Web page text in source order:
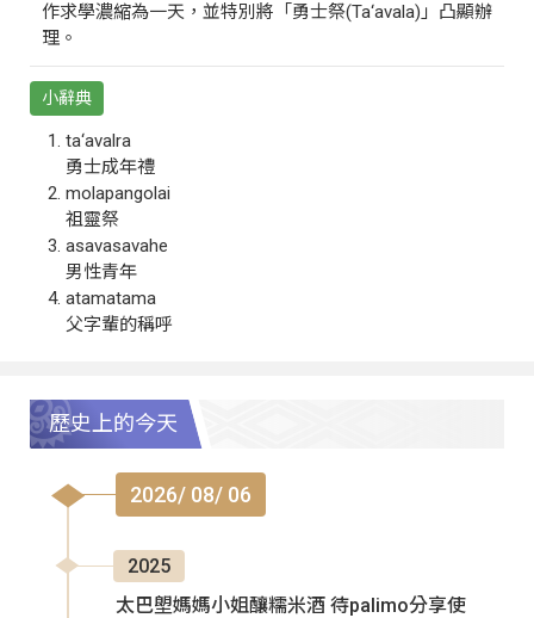
作求學濃縮為一天，並特別將「勇士祭(Ta‘avala)」凸顯辦
理。
小辭典
ta‘avalra
勇士成年禮
molapangolai
祖靈祭
asavasavahe
男性青年
atamatama
父字輩的稱呼
歷史上的今天
2026/ 08/ 06
2025
太巴塱媽媽小姐釀糯米酒 待palimo分享使